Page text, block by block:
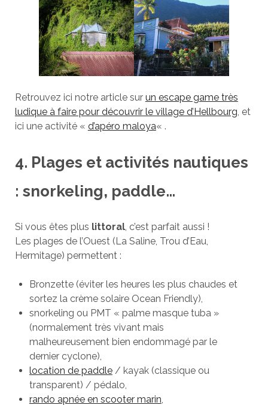
Retrouvez ici notre article sur un escape game très
ludique à faire pour découvrir le village d’Hellbourg, et
ici une activité « d’apéro maloya« .
4. Plages et activités nautiques
: snorkeling, paddle…
Si vous êtes plus littoral, c’est parfait aussi !
Les plages de l’Ouest (La Saline, Trou d’Eau,
Hermitage) permettent :
Bronzette (éviter les heures les plus chaudes et
sortez la crème solaire Ocean Friendly),
snorkeling ou PMT « palme masque tuba »
(normalement très vivant mais
malheureusement bien endommagé par le
dernier cyclone),
location de paddle/ kayak (classique ou
transparent) / pédalo,
rando apnée en scooter marin,